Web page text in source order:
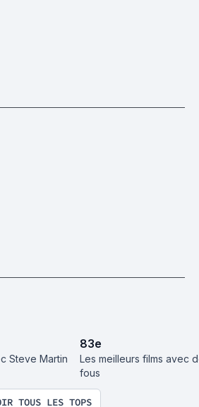
Steve Martin
83e
Les meilleurs films avec
fous
TOUS LES TOPS